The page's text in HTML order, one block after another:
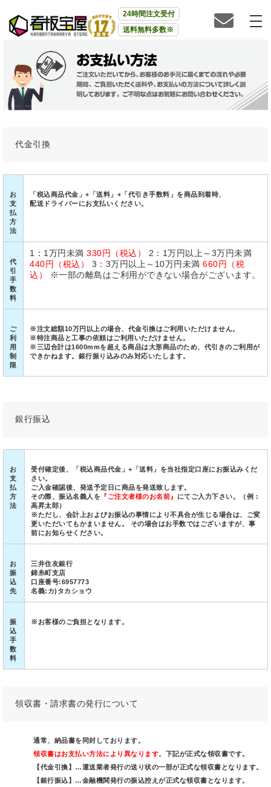
24時間注文受付
送料無料多数※
代金引換
お
支
払
方
法
「税込商品代金」+「送料」+「代引き手数料」を商品到着時、
配送ドライバーにお支払いください。
代
引
手
数
料
1：1万円未満 330円（税込）
2：1万円以上～3万円未満
440円（税込）
3：3万円以上～10万円未満 660円（税
込）
※一部の離島はご利用ができない場合がございます。
ご
利
用
制
限
※注文総額10万円以上の場合、代金引換はご利用いただけません。
※特注商品と工事の依頼はご利用いただけません。
※三辺合計は1600mmを超える商品は大形商品のため、代引きのご利用が
できかねます。銀行振り込みのみ対応いたします。
銀行振込
お
支
払
方
法
受付確定後、「税込商品代金」+「送料」を当社指定口座にお振込みくだ
さい。
ご入金確認後、発送予定日に商品を発送致します。
その際、振込名義人を 『ご注文者様のお名前』
にてご入力下さい。（例 :
高昇太郎）
※ただし、会計上およびお振込の事情により不具合が生じる場合は、ご変
更いただいてもかまいません。 その場合はお手数ではございますが、事
前にお知らせください。
お
振
込
先
三井住友銀行
錦糸町支店
口座番号:6957773
名義:カ)タカショウ
振
込
手
数
料
※お客様のご負担となります。
領収書・請求書の発行について
通常、納品書を同封しております。
領収書はお支払い方法により異なります。 下記が正式な領収書です。
【代金引換】…運送業者発行の送り状の一部が正式な領収書となります。
【銀行振込】…金融機関発行の振込控えが正式な領収書となります。